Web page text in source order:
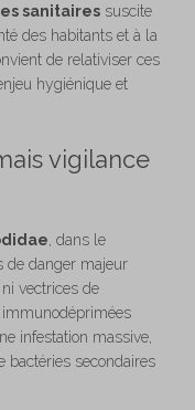
sanitaires suscite
des habitants et à la
de relativiser ces
hygiénique et
vigilance
, dans le
de danger majeur
vectrices de
infestation massive,
bactéries secondaires